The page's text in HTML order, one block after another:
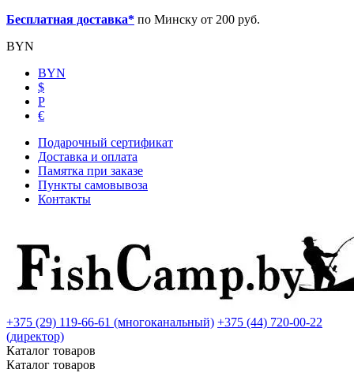
Бесплатная доставка* по Минску от 200 руб.
BYN
BYN
$
Р
€
Подарочный сертификат
Доставка и оплата
Памятка при заказе
Пункты самовывоза
Контакты
+375 (29) 119-66-61 (многоканальный) +375 (44) 720-00-22
(директор)
Каталог товаров
Каталог товаров